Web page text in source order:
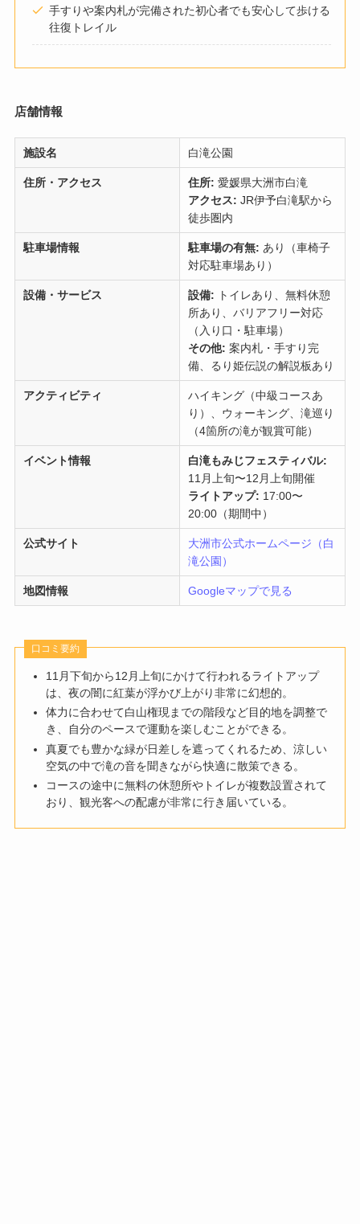
手すりや案内札が完備された初心者でも安心して歩ける
往復トレイル
店舗情報
施設名 白滝公園
住所・アクセス 住所: 愛媛県大洲市白滝
アクセス: JR伊予白滝駅から
徒歩圏内
駐車場情報 駐車場の有無: あり（車椅子
対応駐車場あり）
設備・サービス 設備: トイレあり、無料休憩
所あり、バリアフリー対応
（入り口・駐車場）
その他: 案内札・手すり完
備、るり姫伝説の解説板あり
アクティビティ
ハイキング（中級コースあ
り）、ウォーキング、滝巡り
（4箇所の滝が観賞可能）
イベント情報
白滝もみじフェスティバル:
11月上旬〜12月上旬開催
ライトアップ: 17:00〜
20:00（期間中）
公式サイト
大洲市公式ホームページ（白
滝公園）
地図情報 Googleマップで見る
口コミ要約
11月下旬から12月上旬にかけて行われるライトアップ
は、夜の闇に紅葉が浮かび上がり非常に幻想的。
体力に合わせて白山権現までの階段など目的地を調整で
き、自分のペースで運動を楽しむことができる。
真夏でも豊かな緑が日差しを遮ってくれるため、涼しい
空気の中で滝の音を聞きながら快適に散策できる。
コースの途中に無料の休憩所やトイレが複数設置されて
おり、観光客への配慮が非常に行き届いている。